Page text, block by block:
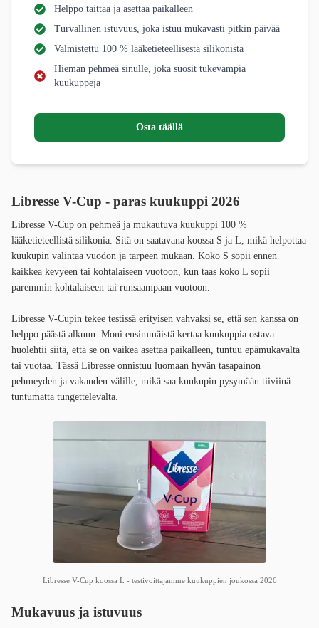
Helppo taittaa ja asettaa paikalleen
Turvallinen istuvuus, joka istuu mukavasti pitkin päivää
Valmistettu 100 % lääketieteellisestä silikonista
Hieman pehmeä sinulle, joka suosit tukevampia
kuukuppeja
Osta täällä
Libresse V-Cup - paras kuukuppi 2026
Libresse V-Cup on pehmeä ja mukautuva kuukuppi 100 %
lääketieteellistä silikonia. Sitä on saatavana koossa S ja L, mikä helpottaa
kuukupin valintaa vuodon ja tarpeen mukaan. Koko S sopii ennen
kaikkea kevyeen tai kohtalaiseen vuotoon, kun taas koko L sopii
paremmin kohtalaiseen tai runsaampaan vuotoon.
Libresse V-Cupin tekee testissä erityisen vahvaksi se, että sen kanssa on
helppo päästä alkuun. Moni ensimmäistä kertaa kuukuppia ostava
huolehtii siitä, että se on vaikea asettaa paikalleen, tuntuu epämukavalta
tai vuotaa. Tässä Libresse onnistuu luomaan hyvän tasapainon
pehmeyden ja vakauden välille, mikä saa kuukupin pysymään tiiviinä
tuntumatta tungettelevalta.
Libresse V-Cup koossa L - testivoittajamme kuukuppien joukossa 2026
Mukavuus ja istuvuus